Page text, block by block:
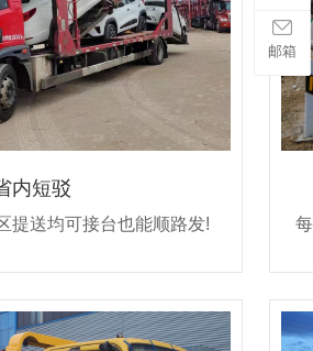
内短驳
提送均可接台也能顺路发!
邮箱